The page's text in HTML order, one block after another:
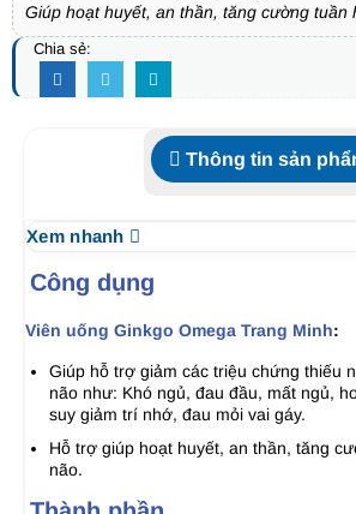
Giúp hoạt huyết, an thần, tăng cường tuần
Chia sẻ:
Thông tin sản
Xem nhanh
Công dụng
Viên uống Ginkgo Omega Trang Minh:
Giúp hỗ trợ giảm các triệu chứng thiếu
não như: Khó ngủ, đau đầu, mất ngủ,
suy giảm trí nhớ, đau mỏi vai gáy.
Hỗ trợ giúp hoạt huyết, an thần, tăng
não.